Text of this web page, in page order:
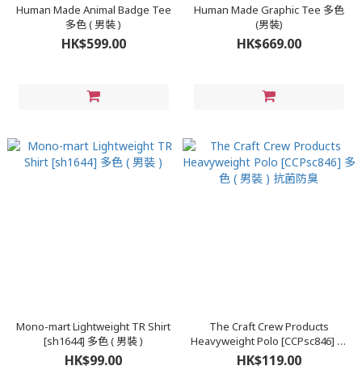
Human Made Animal Badge Tee
多色 ( 男裝 )
HK$599.00
Human Made Graphic Tee 多色
(男裝)
HK$669.00
Mono-mart Lightweight TR Shirt
[sh1644] 多色 ( 男裝 )
HK$99.00
The Craft Crew Products
Heavyweight Polo [CCPsc846] 多
色 ( 男裝 ) 抗菌防臭
HK$119.00